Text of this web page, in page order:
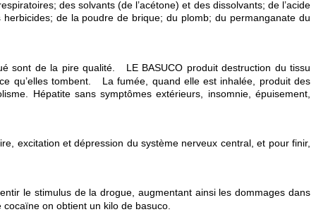
des solvants (de l’acétone) et des dissolvants; de l’acide
de la poudre de brique; du plomb; du permanganate du
sont de la pire qualité. LE BASUCO produit destruction du tissu
qu’elles tombent. La fumée, quand elle est inhalée, produit des
Hépatite sans symptômes extérieurs, insomnie, épuisement,
excitation et dépression du système nerveux central, et pour finir,
le stimulus de la drogue, augmentant ainsi les dommages dans
cocaïne on obtient un kilo de basuco.